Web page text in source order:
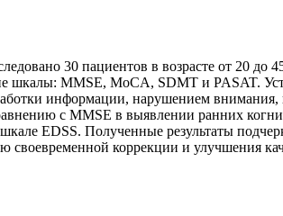
30 пациентов в возрасте от 20 до
шкалы: MMSE, MoCA, SDMT и PASAT.
информации, нарушением
с MMSE в выявлении ранних
EDSS. Полученные результаты
своевременной коррекции и улучшения